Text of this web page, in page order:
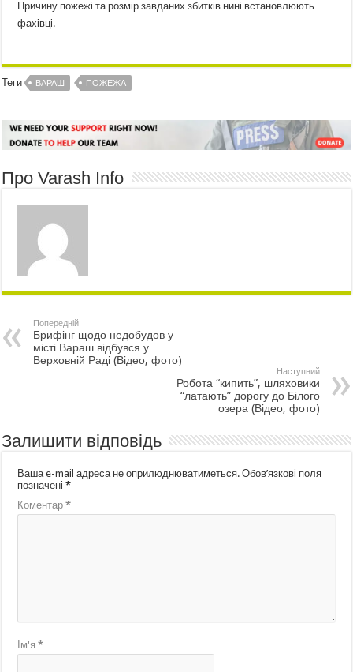
Причину пожежі та розмір завданих збитків нині встановлюють
фахівці.
Теги ВАРАШ ПОЖЕЖА
Про Varash Info
Попередній
Брифінг щодо недобудов у
місті Вараш відбувся у
Верховній Раді (Відео, фото)
Наступний
Робота “кипить”, шляховики
“латають” дорогу до Білого
озера (Відео, фото)
Залишити відповідь
Ваша e-mail адреса не оприлюднюватиметься. Обов’язкові поля
позначені*
Коментар*
Ім'я*